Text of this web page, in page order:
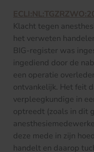
Klacht tegen
het verweten
BIG-register was
ingediend door de
een operatie
ontvankelijk. Het feit
verpleegkundige in
optreedt (zoals in dit
deze mede in zijn
handelt en daarop